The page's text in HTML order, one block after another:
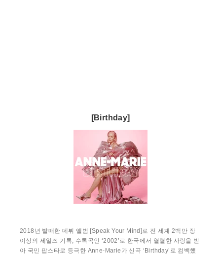
[Birthday]
2018년 발매한 데뷔 앨범 [Speak Your Mind]로 전 세계 2백만 장
이상의 세일즈 기록, 수록곡인 ‘2002’로 한국에서 열렬한 사랑을 받
아 국민 팝스타로 등극한 Anne-Marie가 신곡 ‘Birthday’로 컴백했